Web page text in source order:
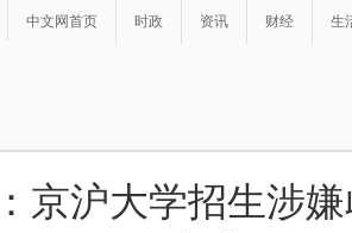
中文网首页 时政 资讯 财经 生
京沪大学招生涉